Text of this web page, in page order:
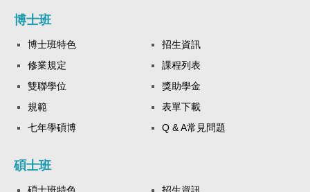
博士班
博士班特色
招生資訊
修業規定
課程列表
雙聯學位
獎助學金
規範
表單下載
七年學碩博
Q & A常見問題
碩士班